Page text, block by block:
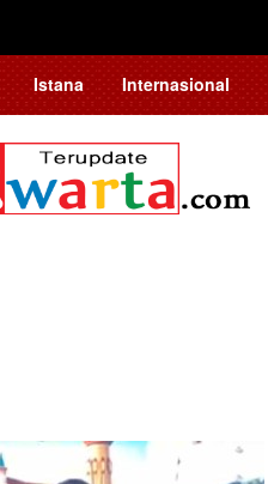
Istana Internasional